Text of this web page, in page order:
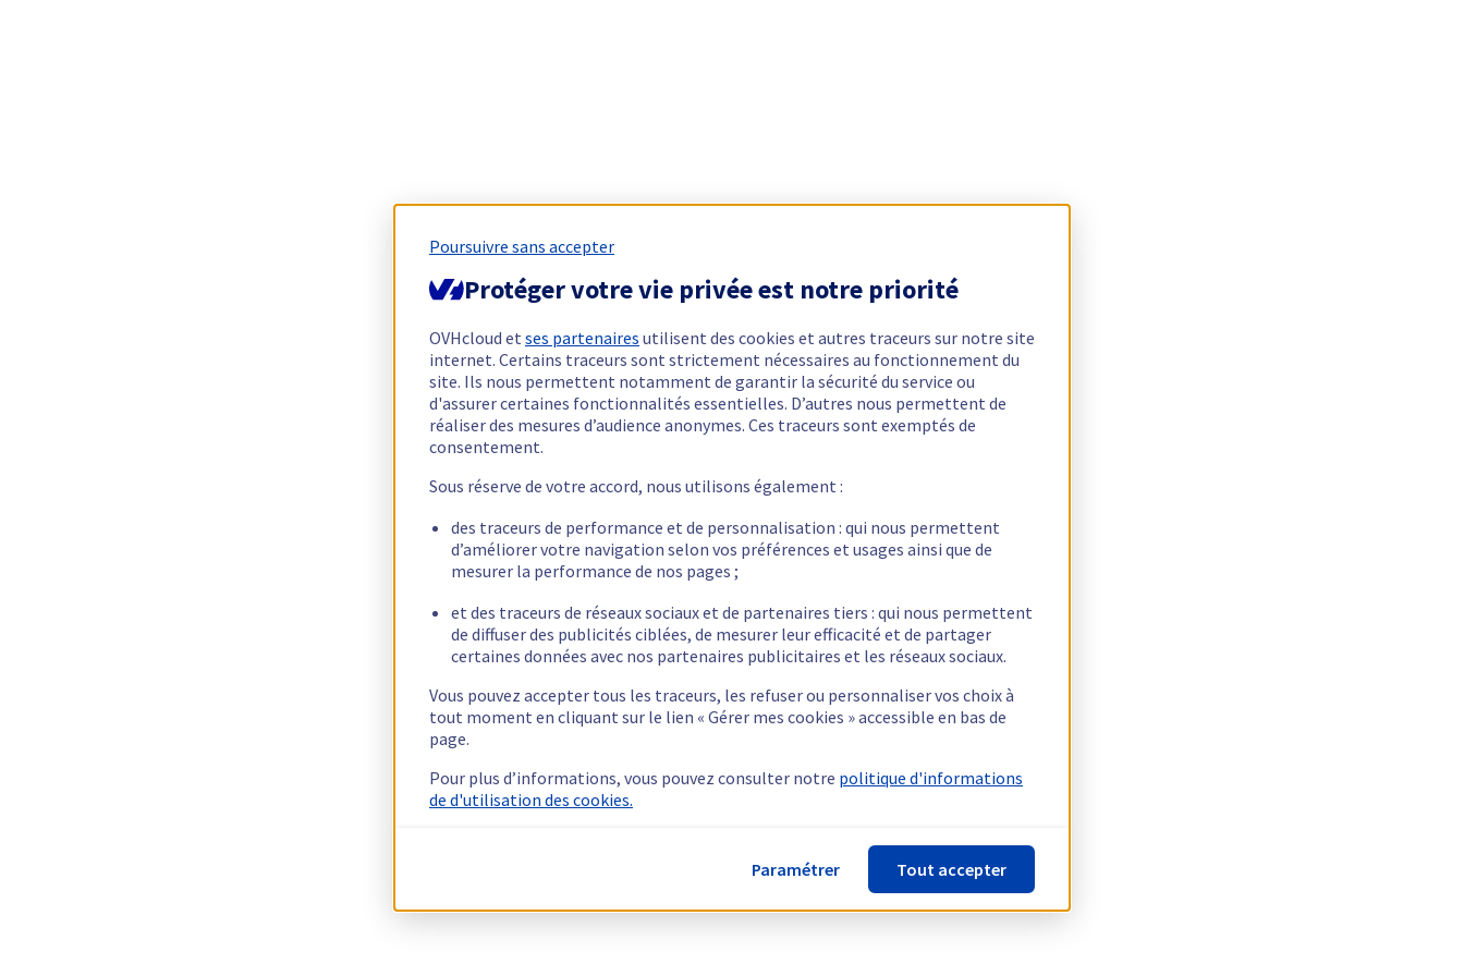
Poursuivre sans accepter
Protéger votre vie privée est notre priorité
OVHcloud et ses partenaires utilisent des cookies et autres traceurs sur notre site
internet. Certains traceurs sont strictement nécessaires au fonctionnement du
site. Ils nous permettent notamment de garantir la sécurité du service ou
d'assurer certaines fonctionnalités essentielles. D’autres nous permettent de
réaliser des mesures d’audience anonymes. Ces traceurs sont exemptés de
consentement.
Sous réserve de votre accord, nous utilisons également :
des traceurs de performance et de personnalisation : qui nous permettent
d’améliorer votre navigation selon vos préférences et usages ainsi que de
mesurer la performance de nos pages ;
et des traceurs de réseaux sociaux et de partenaires tiers : qui nous permettent
de diffuser des publicités ciblées, de mesurer leur efficacité et de partager
certaines données avec nos partenaires publicitaires et les réseaux sociaux.
Vous pouvez accepter tous les traceurs, les refuser ou personnaliser vos choix à
tout moment en cliquant sur le lien « Gérer mes cookies » accessible en bas de
page.
Pour plus d’informations, vous pouvez consulter notre politique d'informations
de d'utilisation des cookies.
Paramétrer Tout accepter